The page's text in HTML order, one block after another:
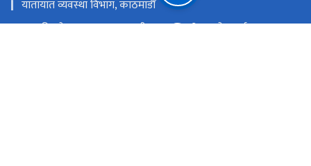
यातायात व्यवस्था विभाग, काठमाडौँ
गण्डकी प्रदेश सरकार,मुख्यमन्त्री तथा मन्त्रिपरिषद्को कार्यालय